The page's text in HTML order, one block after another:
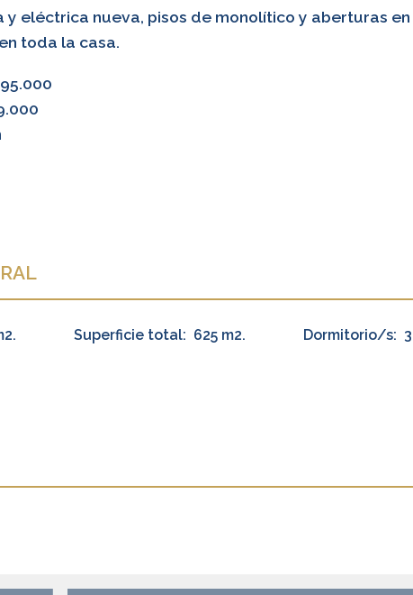
y eléctrica nueva, pisos de monolítico y aberturas en
toda la casa.
Superficie total: 625 m2. Dormitorio/s: 3